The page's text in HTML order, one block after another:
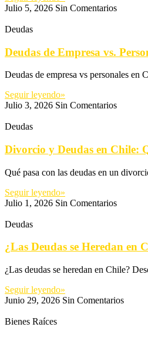
Julio 5, 2026 Sin Comentarios
Deudas
Deudas de Empresa vs.
Deudas de empresa vs personales
Seguir leyendo»
Julio 3, 2026 Sin Comentarios
Deudas
Divorcio y Deudas en Chile:
Qué pasa con las deudas en un
Seguir leyendo»
Julio 1, 2026 Sin Comentarios
Deudas
¿Las Deudas se Heredan en
¿Las deudas se heredan en Chile?
Seguir leyendo»
Junio 29, 2026 Sin Comentarios
Bienes Raíces